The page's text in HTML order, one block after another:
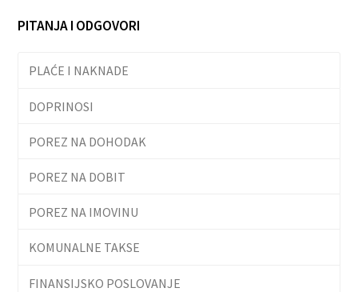
PITANJA I ODGOVORI
PLAĆE I NAKNADE
DOPRINOSI
POREZ NA DOHODAK
POREZ NA DOBIT
POREZ NA IMOVINU
KOMUNALNE TAKSE
FINANSIJSKO POSLOVANJE